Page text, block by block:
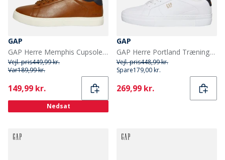
GAP
GAP Herre Memphis Cupsole Træningssko Ginger Biscuit
Vejl. pris449,99 kr.
Var189,99 kr.
Current
149,99 kr.
Nedsat
GAP
GAP Herre Portland Træningssko Hvid
Vejl. pris448,99 kr.
Spare179,00 kr.
Current
269,99 kr.